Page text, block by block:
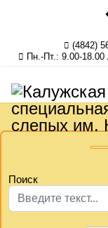
(4842)
Пн.-Пт.: 9.00-
Поиск